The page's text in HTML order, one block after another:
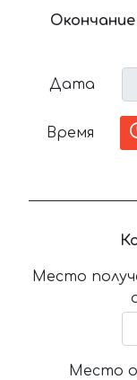
Дата
Время
Место
Место